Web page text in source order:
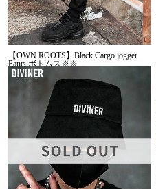
【OWN ROOTS】Black Cargo jogger
Pants ボトムス※※